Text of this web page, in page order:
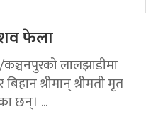
शव फेला
लालझाडीमा
श्रीमान् श्रीमती मृत
छन्। ...